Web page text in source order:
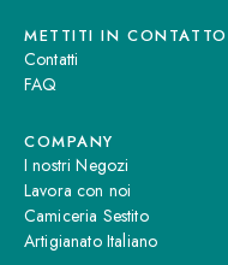
METTITI IN CONTATTO
Contatti
FAQ
COMPANY
I nostri Negozi
Lavora con noi
Camiceria Sestito
Artigianato Italiano